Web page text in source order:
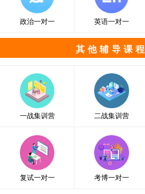
政治一对一 英语一对一
其他辅导课程
一战集训营 二战集训营
复试一对一 考博一对一